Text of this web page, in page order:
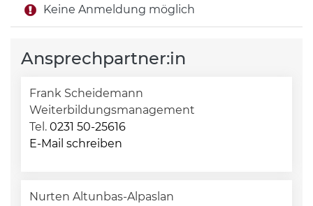
Keine Anmeldung möglich
Ansprechpartner:in
Frank Scheidemann
Weiterbildungsmanagement
Tel. 0231 50-25616
E-Mail schreiben
Nurten Altunbas-Alpaslan